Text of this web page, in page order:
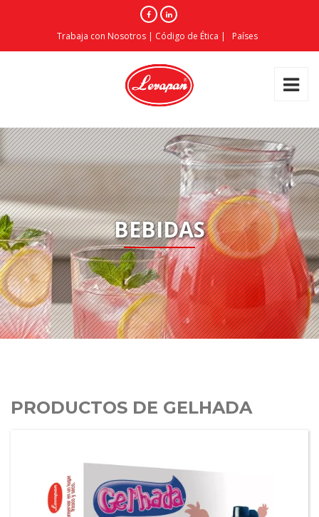
Trabaja con Nosotros | Código de Ética | Países
BEBIDAS
PRODUCTOS DE GELHADA